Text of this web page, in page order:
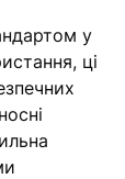
у
ці